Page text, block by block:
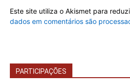
Este site utiliza o Akismet para
dados em comentários são
PARTICIPAÇÕES